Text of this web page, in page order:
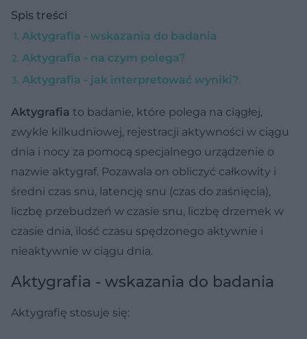
Spis treści
Aktygrafia - wskazania do badania
Aktygrafia - na czym polega?
Aktygrafia - jak interpretować wyniki?
Aktygrafia to badanie, które polega na ciągłej,
zwykle kilkudniowej, rejestracji aktywności w ciągu
dnia i nocy za pomocą specjalnego urządzenie o
nazwie aktygraf. Pozawala on obliczyć całkowity i
średni czas snu, latencję snu (czas do zaśnięcia),
liczbę przebudzeń w czasie snu, liczbę drzemek w
czasie dnia, ilość czasu spędzonego aktywnie i
nieaktywnie w ciągu dnia.
Aktygrafia - wskazania do badania
Aktygrafię stosuje się: